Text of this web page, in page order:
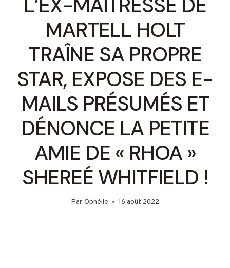
MARTELL HOLT
TRAÎNE SA PROPRE
STAR, EXPOSE DES E-
MAILS PRÉSUMÉS ET
DÉNONCE LA PETITE
AMIE DE « RHOA »
SHEREÉ WHITFIELD !
Par Ophélie 16 août 2022